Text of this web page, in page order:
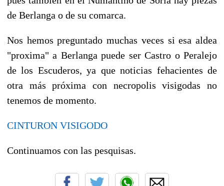
de Berlanga o de su comarca.
Nos hemos preguntado muchas veces si esa aldea
"proxima" a Berlanga puede ser Castro o Peralejo
de los Escuderos, ya que noticias fehacientes de
otra más próxima con necropolis visigodas no
tenemos de momento.
CINTURON VISIGODO
Continuamos con las pesquisas.